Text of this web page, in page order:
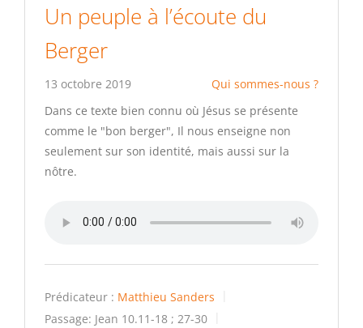
Un peuple à l’écoute du
Berger
13 octobre 2019
Qui sommes-nous ?
Dans ce texte bien connu où Jésus se présente
comme le "bon berger", Il nous enseigne non
seulement sur son identité, mais aussi sur la
nôtre.
Prédicateur : Matthieu Sanders
Passage: Jean 10.11-18 ; 27-30